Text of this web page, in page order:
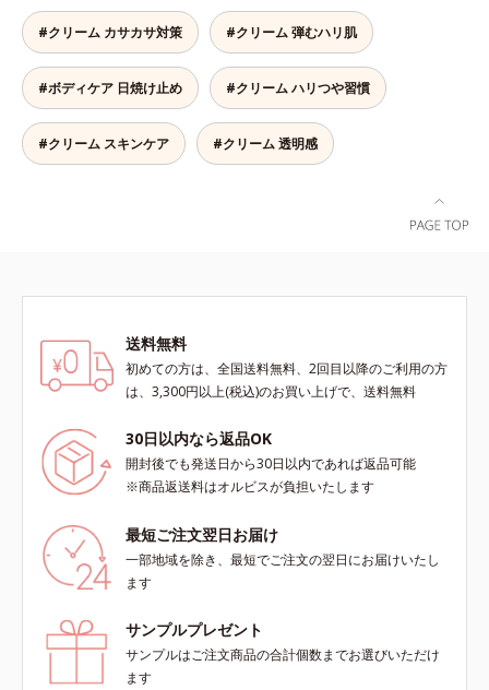
たい部分に、塗布後すぐに少量ずつ
ムラなくのばします。顔にもご使用
いただけますが、より美しい仕上が
りのため、顔に使用する場合は、化
粧下地のご使用をおすすめします。
耐水性にすぐれておりますので、落
とすときには洗浄料やボディ用洗浄
料を使って、ていねいに洗い流して
は残します。特に不快感を感じやす
いお風呂上がりには、モイスチャー
シールド成分を配合した全身用の薬
用ジェルローション、部分用の薬用
クリームで、つらいカサつきや、ム
ズムズする不快感をすばやくしず
め、快適に過ごしましょう。
む絶妙な色設計で、白浮きなしの明
るい自然なつや肌に。さらに超軽量
粉体を採用しているので、とっても
軽い付けごこち。単品でも、化粧下
地としてもご使用いただけます。ベ
タつくことなくうるおい感覚が続く
「クリームタイプ」と、みずみずし
ら、お肌の状態に合わせてお選びい
ちり・ほこり
#クリーム カサカサ対策 #クリーム 弾むハリ肌
#ボディケア 日焼け止め #クリーム ハリつや習慣
#クリーム スキンケア #クリーム 透明感
送料無料
初めての方は、全国送料無料、2回目以降のご利用の方
は、3,300円以上(税込)のお買い上げで、送料無料
30日以内なら返品OK
開封後でも発送日から30日以内であれば返品可能
※商品返送料はオルビスが負担いたします
最短ご注文翌日お届け
一部地域を除き、最短でご注文の翌日にお届けいたし
ます
サンプルプレゼント
サンプルはご注文商品の合計個数までお選びいただけ
ます